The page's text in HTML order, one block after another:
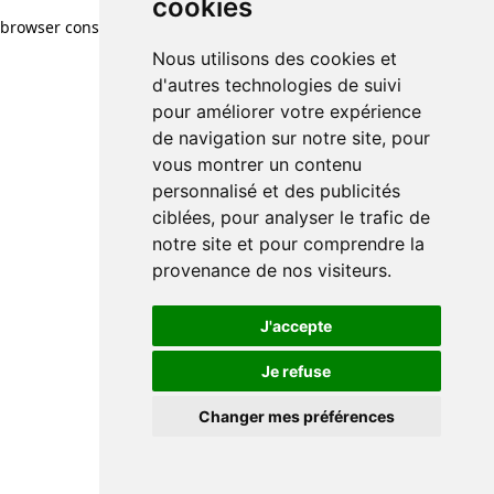
cookies
Nous utilisons des cookies et
d'autres technologies de suivi
pour améliorer votre expérience
de navigation sur notre site, pour
vous montrer un contenu
personnalisé et des publicités
ciblées, pour analyser le trafic de
notre site et pour comprendre la
provenance de nos visiteurs.
J'accepte
Je refuse
Changer mes préférences
browser console for more information)